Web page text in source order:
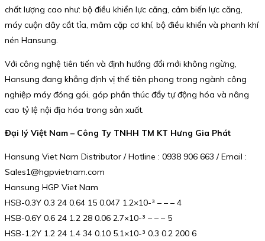
chất lượng cao như: bộ điều khiển lực căng, cảm biến lực căng,
máy cuộn dây cắt tỉa, mâm cặp cơ khí, bộ điều khiển và phanh khí
nén Hansung.
Với công nghệ tiên tiến và định hướng đổi mới không ngừng,
Hansung đang khẳng định vị thế tiên phong trong ngành công
nghiệp máy đóng gói, góp phần thúc đẩy tự động hóa và nâng
cao tỷ lệ nội địa hóa trong sản xuất.
Đại lý Việt Nam – Công Ty TNHH TM KT Hưng Gia Phát
Hansung Viet Nam Distributor / Hotline : 0938 906 663 / Email :
Sales1@hgpvietnam.com
Hansung HGP Viet Nam
HSB-0.3Y 0.3 24 0.64 15 0.047 1.2×10-³ – – – 4
HSB-0.6Y 0.6 24 1.2 28 0.06 2.7×10-³ – – – 5
HSB-1.2Y 1.2 24 1.4 34 0.10 5.1×10-³ 0.3 0.2 200 6